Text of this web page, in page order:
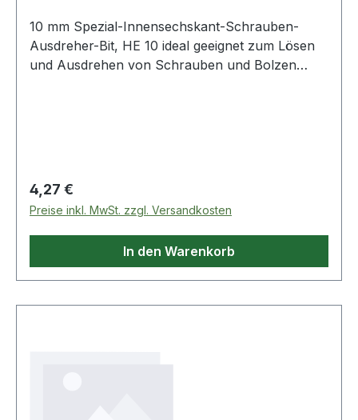
10 mm Spezial-Innensechskant-Schrauben-
Ausdreher-Bit, HE 10 ideal geeignet zum Lösen
und Ausdrehen von Schrauben und Bolzen
Regulärer Preis:
4,27 €
Preise inkl. MwSt. zzgl. Versandkosten
In den Warenkorb